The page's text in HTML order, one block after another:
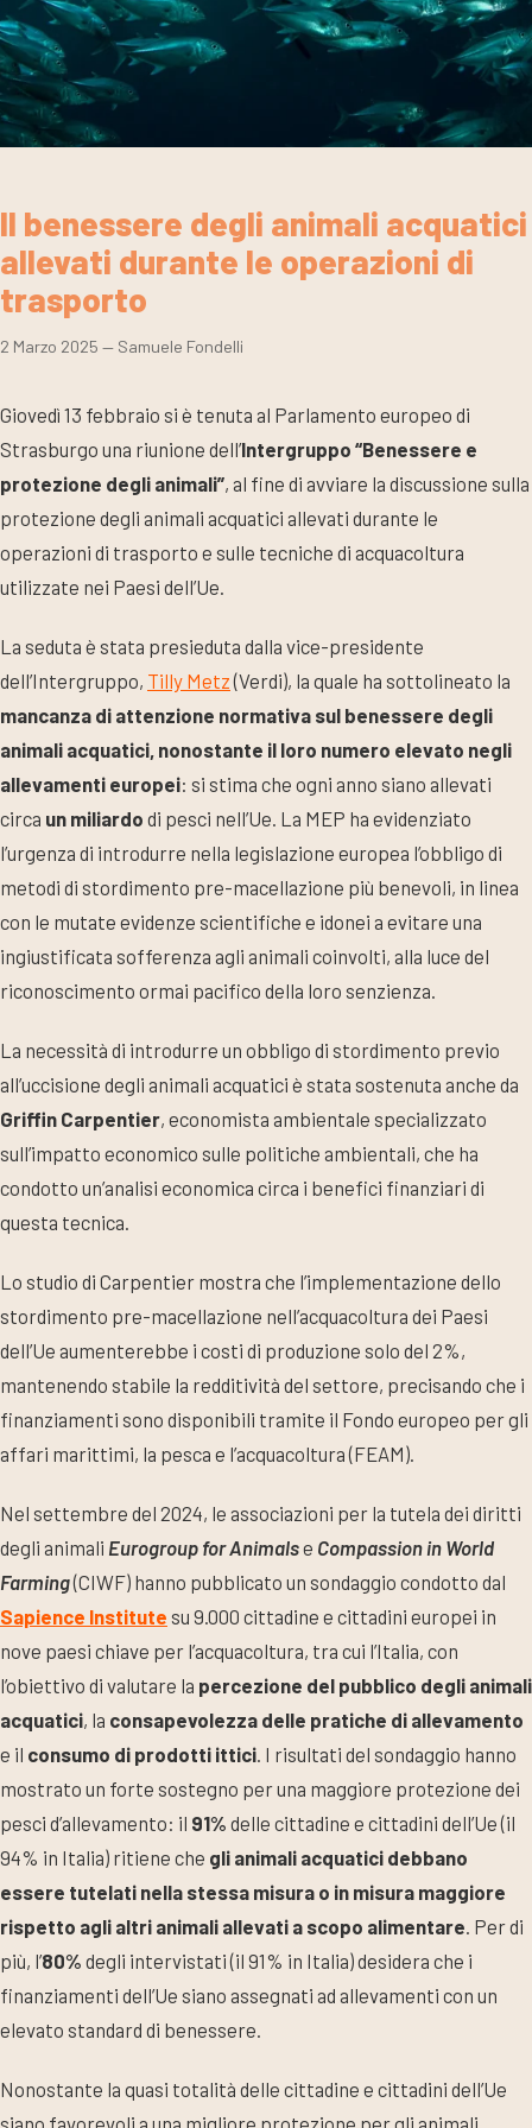
Il benessere degli animali acquatici
allevati durante le operazioni di
trasporto
2 Marzo 2025 — Samuele Fondelli
Giovedì 13 febbraio si è tenuta al Parlamento europeo di
Strasburgo una riunione dell’Intergruppo “Benessere e
protezione degli animali”, al fine di avviare la discussione sulla
protezione degli animali acquatici allevati durante le
operazioni di trasporto e sulle tecniche di acquacoltura
utilizzate nei Paesi dell’Ue.
La seduta è stata presieduta dalla vice-presidente
dell’Intergruppo, Tilly Metz(Verdi), la quale ha sottolineato la
mancanza di attenzione normativa sul benessere degli
animali acquatici, nonostante il loro numero elevato negli
allevamenti europei: si stima che ogni anno siano allevati
circa un miliardo di pesci nell’Ue. La MEP ha evidenziato
l’urgenza di introdurre nella legislazione europea l’obbligo di
metodi di stordimento pre-macellazione più benevoli, in linea
con le mutate evidenze scientifiche e idonei a evitare una
ingiustificata sofferenza agli animali coinvolti, alla luce del
riconoscimento ormai pacifico della loro senzienza.
La necessità di introdurre un obbligo di stordimento previo
all’uccisione degli animali acquatici è stata sostenuta anche da
Griffin Carpentier, economista ambientale specializzato
sull’impatto economico sulle politiche ambientali, che ha
condotto un’analisi economica circa i benefici finanziari di
questa tecnica.
Lo studio di Carpentier mostra che l’implementazione dello
stordimento pre-macellazione nell’acquacoltura dei Paesi
dell’Ue aumenterebbe i costi di produzione solo del 2%,
mantenendo stabile la redditività del settore, precisando che i
finanziamenti sono disponibili tramite il Fondo europeo per gli
affari marittimi, la pesca e l’acquacoltura (FEAM).
Nel settembre del 2024, le associazioni per la tutela dei diritti
degli animali Eurogroup for Animalse Compassion in World
Farming(CIWF) hanno pubblicato un sondaggio condotto dal
Sapience Institute su 9.000 cittadine e cittadini europei in
nove paesi chiave per l’acquacoltura, tra cui l’Italia, con
l’obiettivo di valutare la percezione del pubblico degli animali
acquatici, la consapevolezza delle pratiche di allevamento
e il consumo di prodotti ittici. I risultati del sondaggio hanno
mostrato un forte sostegno per una maggiore protezione dei
pesci d’allevamento: il 91% delle cittadine e cittadini dell’Ue (il
94% in Italia) ritiene che gli animali acquatici debbano
essere tutelati nella stessa misura o in misura maggiore
rispetto agli altri animali allevati a scopo alimentare. Per di
più, l’80% degli intervistati (il 91% in Italia) desidera che i
finanziamenti dell’Ue siano assegnati ad allevamenti con un
elevato standard di benessere.
Nonostante la quasi totalità delle cittadine e cittadini dell’Ue
siano favorevoli a una migliore protezione per gli animali